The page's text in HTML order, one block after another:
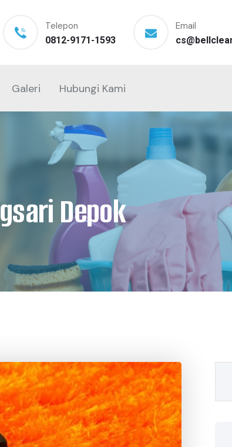
Telepon
0812-9171-1593
Email
Galeri Hubungi Kami
Depok